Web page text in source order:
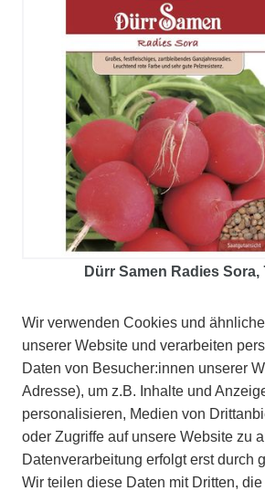
Dürr Samen Radies Sora,
2,40 € *
Wir verwenden Cookies und
unserer Website und verarbeiten
Daten von Besucher:innen unserer
Adresse), um z.B. Inhalte und
personalisieren, Medien von
oder Zugriffe auf unsere Website zu
Datenverarbeitung erfolgt erst durch
Wir teilen diese Daten mit Dritten,